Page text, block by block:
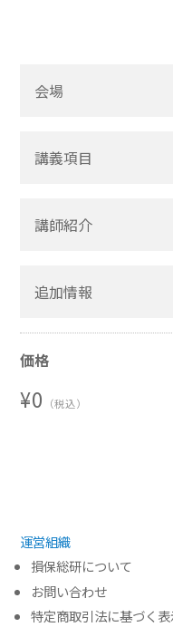
会場
講義項目
講師紹介
追加情報
受講料 無料（本講演会
により開催します）
価格
¥0 （税込）
運営組織
損保総研について
お問い合わせ
特定商取引法に基づく